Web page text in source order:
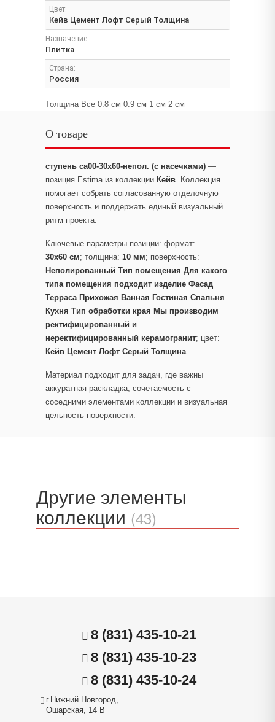
Цвет:
Кейв Цемент Лофт Серый Толщина
Назначение:
Плитка
Страна:
Россия
Толщина Все 0.8 см 0.9 см 1 см 2 см
О товаре
ступень ca00-30x60-непол. (с насечками) —
позиция Estima из коллекции Кейв. Коллекция
помогает собрать согласованную отделочную
поверхность и поддержать единый визуальный
ритм проекта.
Ключевые параметры позиции: формат:
30x60 см; толщина: 10 мм; поверхность:
Неполированный Тип помещения Для какого
типа помещения подходит изделие Фасад
Терраса Прихожая Ванная Гостиная Спальня
Кухня Тип обработки края Мы производим
ректифицированный и
неректифицированный керамогранит; цвет:
Кейв Цемент Лофт Серый Толщина.
Материал подходит для задач, где важны
аккуратная раскладка, сочетаемость с
соседними элементами коллекции и визуальная
цельность поверхности.
Другие элементы
коллекции (43)
8 (831) 435-10-21
8 (831) 435-10-23
8 (831) 435-10-24
г.Нижний Новгород,
Ошарская, 14 В